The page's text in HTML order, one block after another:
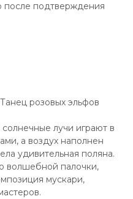
после подтверждения
розовых эльфов
лучи играют в
а воздух наполнен
удивительная поляна.
волшебной палочки,
мускари,